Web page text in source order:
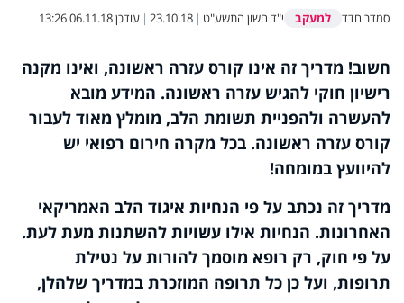
סמדר חדד למעקב י"ד חשון התשע"ט |
23.10.18
| עודכן06.11.18 13:26
חשוב! מדריך זה אינו קורס עזרה ראשונה, ואינו מקנה
רישיון חוקי להגיש עזרה ראשונה. המידע מובא
להעשרה ולהפניית תשומת הלב, מומלץ מאוד לעבור
קורס עזרה ראשונה. בכל מקרה חירום רפואי יש
להיוועץ במומחה!
מדריך זה נכתב על פי הנחיות איגוד הלב האמריקאי
האחרונות. הנחיות אילו עשויות להשתנות מעת לעת.
על פי חוק, רק רופא מוסמך להורות על נטילת
תרופות, ועל כן כל תרופה המוזכרת במדריך שלהלן,